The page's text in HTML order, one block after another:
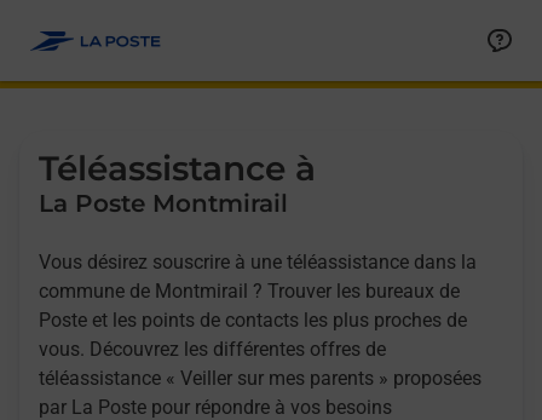
Téléassistance à
La Poste Montmirail
Vous désirez souscrire à une téléassistance dans la
commune de Montmirail ? Trouver les bureaux de
Poste et les points de contacts les plus proches de
vous. Découvrez les différentes offres de
téléassistance « Veiller sur mes parents » proposées
par La Poste pour répondre à vos besoins